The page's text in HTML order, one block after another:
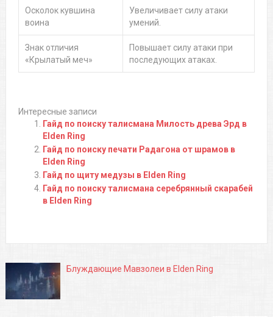
Осколок кувшина
воина
Увеличивает силу атаки
умений.
Знак отличия
«Крылатый меч»
Повышает силу атаки при
последующих атаках.
Интересные записи
Гайд по поиску талисмана Милость древа Эрд в
Elden Ring
Гайд по поиску печати Радагона от шрамов в
Elden Ring
Гайд по щиту медузы в Elden Ring
Гайд по поиску талисмана серебрянный скарабей
в Elden Ring
Блуждающие Мавзолеи в Elden Ring